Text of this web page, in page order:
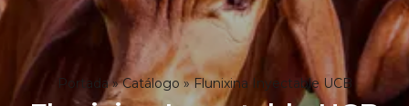
Portada»Catálogo »Flunixina Inyectable UCB